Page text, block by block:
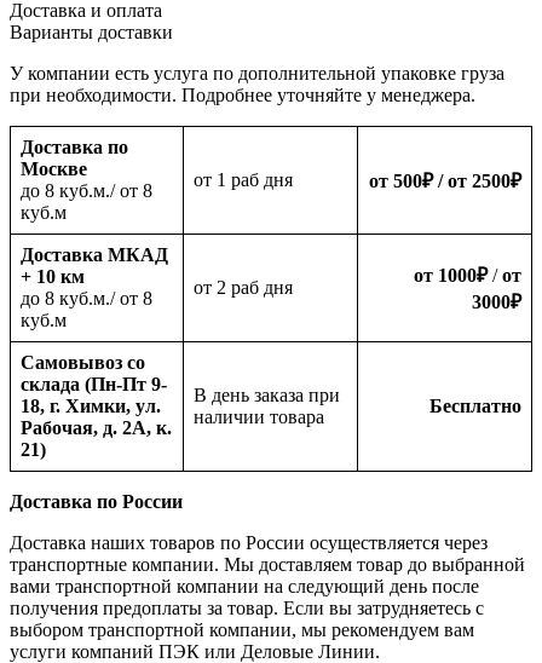
Доставка и оплата
Варианты доставки
У компании есть услуга по дополнительной упаковке груза
при необходимости. Подробнее уточняйте у менеджера.
Доставка по
Москве
до 8 куб.м./ от 8
куб.м
oт 1 раб дня от 500₽/ от 2500₽
Доставка МКАД
+ 10 км
до 8 куб.м./ от 8
куб.м
oт 2 раб дня
от 1000₽/от
3000₽
Самовывоз со
склада (Пн-Пт 9-
18, г. Химки, ул.
Рабочая, д. 2А, к.
21)
В день заказа при
наличии товара
Бесплатно
Доставка по России
Доставка наших товаров по России осуществляется через
транспортные компании. Мы доставляем товар до выбранной
вами транспортной компании на следующий день после
получения предоплаты за товар. Если вы затрудняетесь с
выбором транспортной компании, мы рекомендуем вам
услуги компаний ПЭК или Деловые Линии.